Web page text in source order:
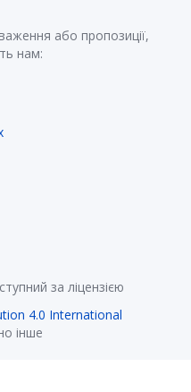
або пропозиції,
нам:
за ліцензією
4.0 International
інше